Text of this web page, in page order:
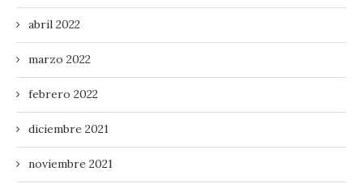
abril 2022
marzo 2022
febrero 2022
diciembre 2021
noviembre 2021